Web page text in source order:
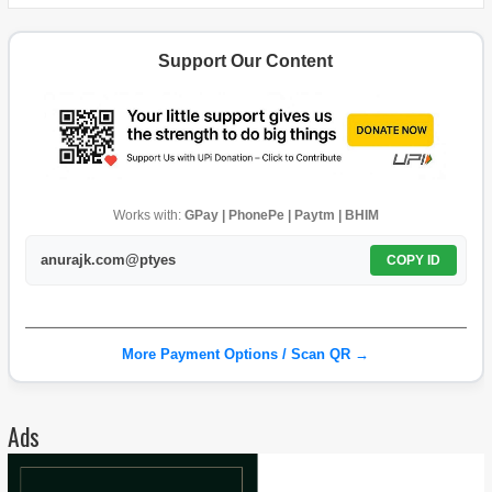
Support Our Content
Works with: GPay | PhonePe | Paytm | BHIM
anurajk.com@ptyes COPY ID
More Payment Options / Scan QR →
Ads